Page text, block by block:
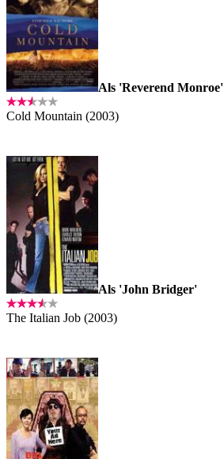
Als 'Reverend Monroe'
Cold Mountain (2003)
Als 'John Bridger'
The Italian Job (2003)